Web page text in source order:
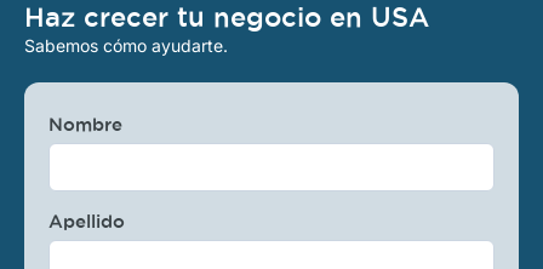
Haz crecer tu negocio en USA
Sabemos cómo ayudarte.
Nombre
Apellido